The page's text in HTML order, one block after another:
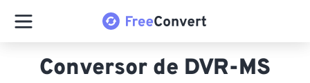
Conversor de DVR-MS